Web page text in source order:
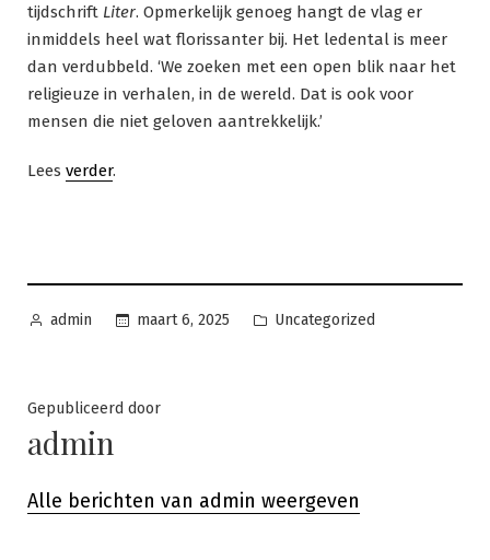
tijdschrift Liter. Opmerkelijk genoeg hangt de vlag er
inmiddels heel wat florissanter bij. Het ledental is meer
dan verdubbeld. ‘We zoeken met een open blik naar het
religieuze in verhalen, in de wereld. Dat is ook voor
mensen die niet geloven aantrekkelijk.’
Lees verder.
Geplaatst
admin maart 6, 2025
Geplaatst
Uncategorized
Gepubliceerd door
admin
Alle berichten van admin weergeven